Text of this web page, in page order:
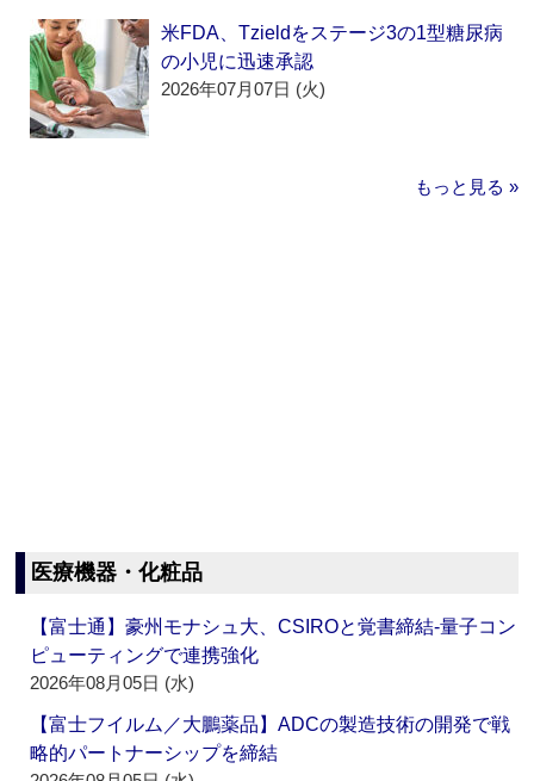
米FDA、Tzieldをステージ3の1型糖尿病
の小児に迅速承認
2026年07月07日 (火)
もっと見る »
医療機器・化粧品
【富士通】豪州モナシュ大、CSIROと覚書締結‐量子コン
ピューティングで連携強化
2026年08月05日 (水)
【富士フイルム／大鵬薬品】ADCの製造技術の開発で戦
略的パートナーシップを締結